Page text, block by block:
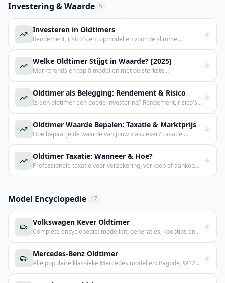
Investering & Waarde 5
Investeren in Oldtimers
Rendement, risico's en topmodellen voor de slimme
Welke Oldtimer Stijgt in Waarde? [2025]
Markttrends en top 8 modellen met de sterkste
Oldtimer als Belegging: Rendement & Risico
Is een oldtimer een goede investering? Rendement, risico's
Oldtimer Waarde Bepalen: Taxatie & Marktprijs
Hoe bepaal je de waarde van jouw klassieker? Taxatie,
Oldtimer Taxatie: Wanneer & Hoe?
Professionele taxatie voor verzekering, verkoop of aankoop.
Model Encyclopedie 17
Volkswagen Kever Oldtimer
Complete encyclopedie: modellen, generaties, kooptips en
Mercedes-Benz Oldtimer
Alle populaire klassieke Mercedes modellen: Pagode, W123,